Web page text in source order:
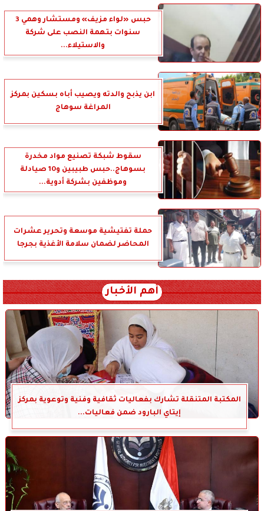
حبس «لواء مزيف» ومستشار وهمي 3
سنوات بتهمة النصب على شركة
والاستيلاء...
ابن يذبح والدته ويصيب أباه بسكين بمركز
المراغة سوهاج
سقوط شبكة تصنيع مواد مخدرة
بسوهاج..حبس طبيبين و10 صيادلة
وموظفين بشركة أدوية...
حملة تفتيشية موسعة وتحرير عشرات
المحاضر لضمان سلامة الأغذية بجرجا
أهم الأخبار
المكتبة المتنقلة تشارك بفعاليات ثقافية وفنية وتوعوية بمركز
إيتاي البارود ضمن فعاليات...